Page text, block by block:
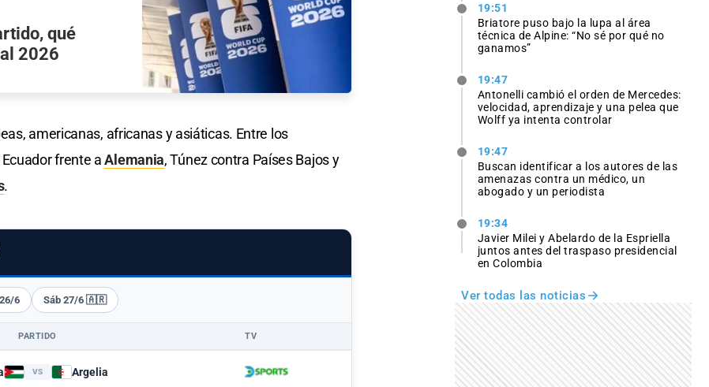
qué
2026
americanas, africanas y asiáticas. Entre los
frente aAlemania, Túnez contra Países Bajos y
.
6 Sáb 27/6 🇦🇷
PARTIDO TV
VS Argelia
19:51
Briatore puso bajo la lupa al área
técnica de Alpine: “No sé por qué no
ganamos”
19:47
Antonelli cambió el orden de Mercedes:
velocidad, aprendizaje y una pelea que
Wolff ya intenta controlar
19:47
Buscan identificar a los autores de las
amenazas contra un médico, un
abogado y un periodista
19:34
Javier Milei y Abelardo de la Espriella
juntos antes del traspaso presidencial
en Colombia
Ver todas las noticias